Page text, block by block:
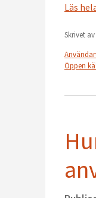
Läs
Skrivet av
Öppen